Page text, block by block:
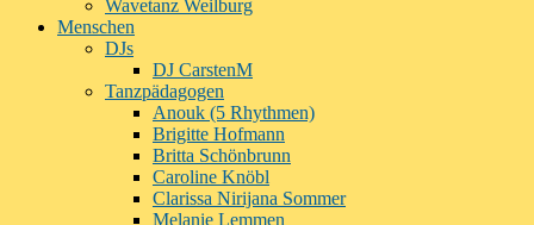
Wavetanz Weilburg
Menschen
DJs
DJ CarstenM
Tanzpädagogen
Anouk (5 Rhythmen)
Brigitte Hofmann
Britta Schönbrunn
Caroline Knöbl
Clarissa Nirijana Sommer
Melanie Lemmen